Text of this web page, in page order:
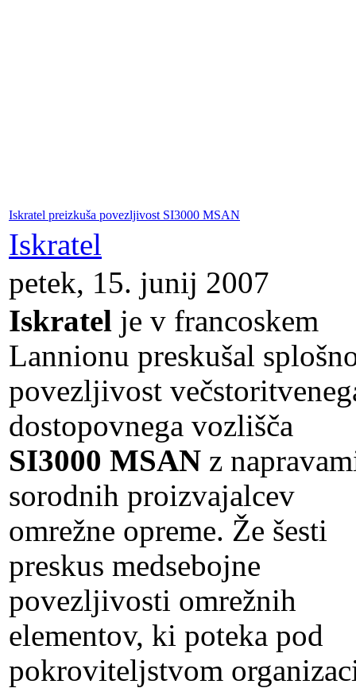
Iskratel preizkuša povezljivost SI3000 MSAN
Iskratel
petek, 15. junij 2007
Iskratel je v francoskem
Lannionu preskušal
povezljivost
dostopovnega vozlišča
SI3000 MSAN z
sorodnih proizvajalcev
omrežne opreme. Že šesti
preskus medsebojne
povezljivosti omrežnih
elementov, ki poteka pod
pokroviteljstvom